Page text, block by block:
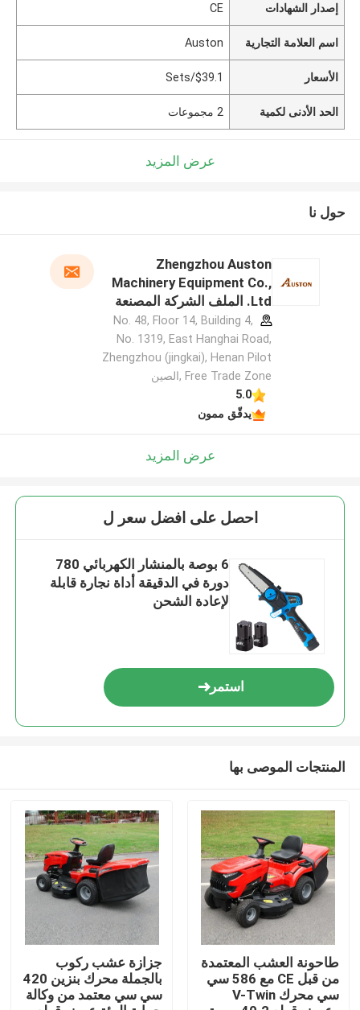
المنزل
المنتجات
فيديوهات
إصدار الشهادات CE
اسم العلامة التجارية Auston
الأسعار $39.1/Sets
الحد الأدنى لكمية 2 مجموعات
عرض المزيد
حول نا
Zhengzhou Auston
Machinery Equipment Co.,
Ltd. الملف الشركة المصنعة
No. 48, Floor 14, Building 4,
No. 1319, East Hanghai Road,
Zhengzhou (jingkai), Henan Pilot
Free Trade Zone ,الصين
5.0
يدقّق ممون
عرض المزيد
احصل على افضل سعر ل
6 بوصة بالمنشار الكهربائي 780
دورة في الدقيقة أداة نجارة قابلة
لإعادة الشحن
استمر
المنتجات الموصى بها
طاحونة العشب المعتمدة
من قبل CE مع 586 سي
سي محرك V-Twin
جزازة عشب ركوب
بالجملة محرك بنزين 420
سي سي معتمد من وكالة